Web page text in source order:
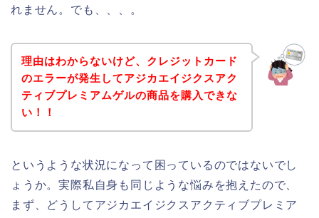
れません。でも、、、。
理由はわからないけど、クレジットカード
のエラーが発生してアジカエイジクスアク
ティブプレミアムゲルの商品を購入できな
い！！
というような状況になって困っているのではないでし
ょうか。実際私自身も同じような悩みを抱えたので、
まず、どうしてアジカエイジクスアクティブプレミア